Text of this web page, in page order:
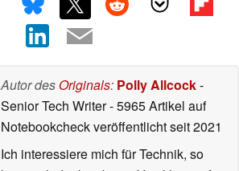
Autor des Originals: Polly Allcock-
Senior Tech Writer- 5965 Artikel auf
Notebookcheck veröffentlichtseit 2021
Ich interessiere mich für Technik, so